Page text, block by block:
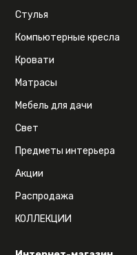
Стулья
Компьютерные кресла
Кровати
Матрасы
Мебель для дачи
Свет
Предметы интерьера
Акции
Распродажа
КОЛЛЕКЦИИ